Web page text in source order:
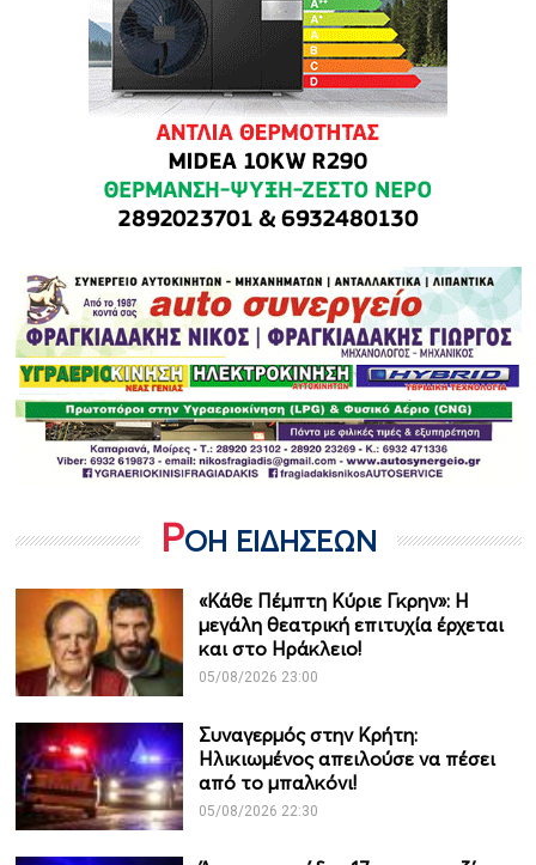
ΡΟΗ ΕΙΔΗΣΕΩΝ
«Κάθε Πέμπτη Κύριε Γκρην»: Η
μεγάλη θεατρική επιτυχία έρχεται
και στο Ηράκλειο!
05/08/2026 23:00
Συναγερμός στην Κρήτη:
Ηλικιωμένος απειλούσε να πέσει
από το μπαλκόνι!
05/08/2026 22:30